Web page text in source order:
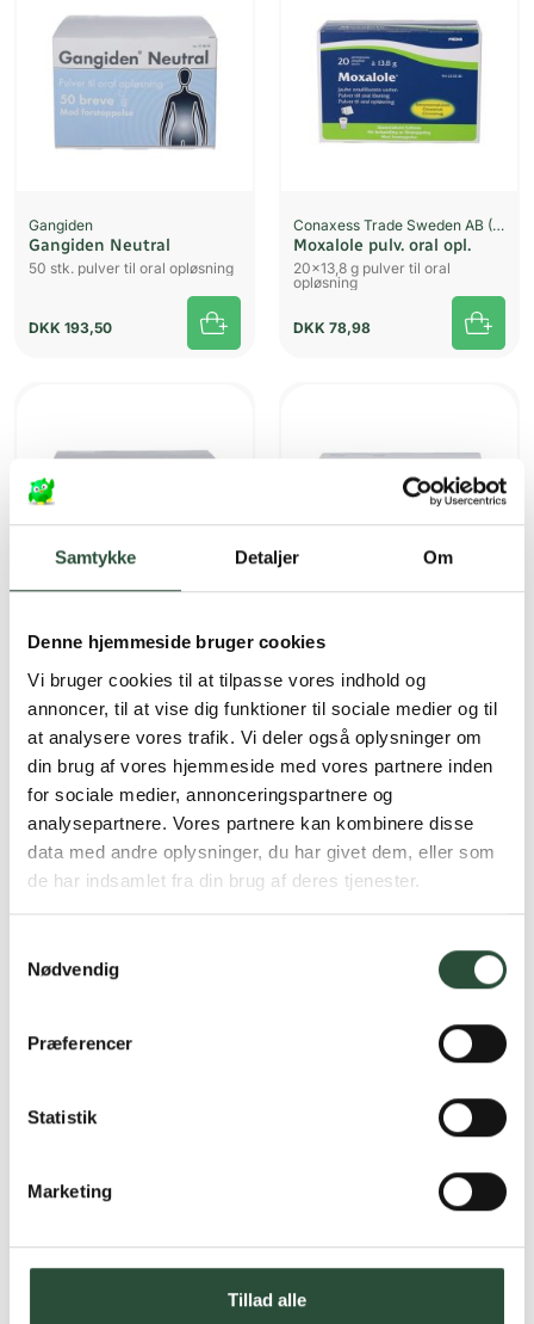
Samtykke Detaljer Om
Denne hjemmeside bruger cookies
Vi bruger cookies til at tilpasse vores indhold og
annoncer, til at vise dig funktioner til sociale medier og til
at analysere vores trafik. Vi deler også oplysninger om
din brug af vores hjemmeside med vores partnere inden
for sociale medier, annonceringspartnere og
analysepartnere. Vores partnere kan kombinere disse
data med andre oplysninger, du har givet dem, eller som
de har indsamlet fra din brug af deres tjenester.
Nødvendig
Præferencer
Statistik
Marketing
Tillad alle
Gangiden
Gangiden Neutral
50 stk. pulver til oral opløsning
DKK 193,50
Conaxess Trade Sweden AB (OTC)
Moxalole pulv. oral opl.
20x13,8 g pulver til oral
opløsning
DKK 78,98
Gangiden Neutral
DKK78,32
Gangiden
DKK42,75
50 stk. pulver til oral opløsning,
enkeltdosisbeholder
8x13,8 g pulver til oral